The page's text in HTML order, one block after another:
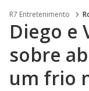
R7 Entretenimento
Diego e
sobre
um frio